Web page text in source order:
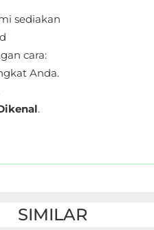
sediakan
cara:
Anda.
.
SIMILAR